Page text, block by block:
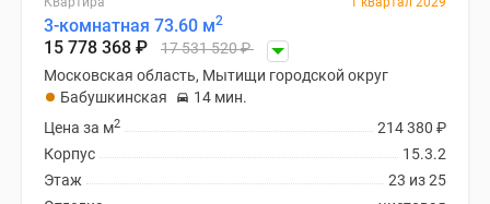
3-комнатная 73.60 м2
15 778 368 ₽ 17 531 520₽
Московская область, Мытищи городской округ
Бабушкинская
14 мин.
214 380 ₽
Цена за м2
15.3.2
Корпус
23 из 25
Этаж